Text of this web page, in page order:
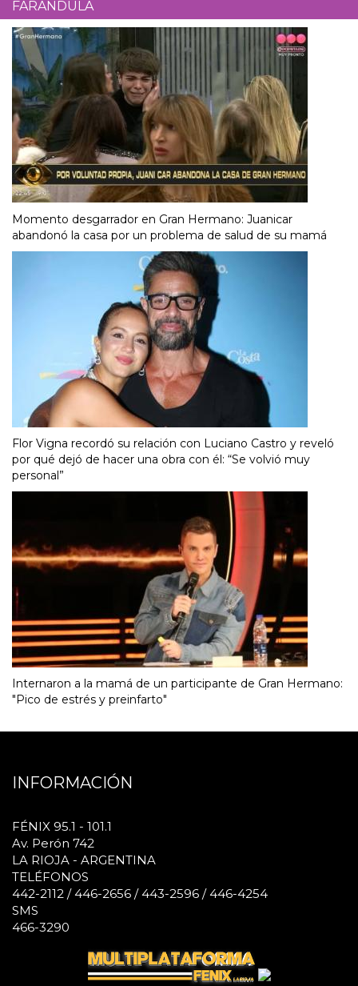
FARÁNDULA
Momento desgarrador en Gran Hermano: Juanicar
abandonó la casa por un problema de salud de su mamá
Flor Vigna recordó su relación con Luciano Castro y reveló
por qué dejó de hacer una obra con él: “Se volvió muy
personal”
Internaron a la mamá de un participante de Gran Hermano:
"Pico de estrés y preinfarto"
INFORMACIÓN
FÉNIX 95.1 - 101.1
Av. Perón 742
LA RIOJA - ARGENTINA
TELÉFONOS
442-2112 / 446-2656 / 443-2596 / 446-4254
SMS
466-3290